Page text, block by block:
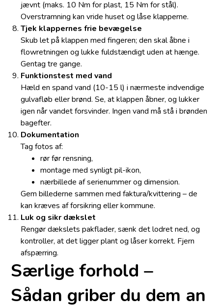
jævnt (maks. 10 Nm for plast, 15 Nm for stål).
Overstramning kan vride huset og låse klapperne.
Tjek klappernes frie bevægelse
Skub let på klappen med fingeren; den skal åbne i
flow­retningen og lukke fuldstændigt uden at hænge.
Gentag tre gange.
Funktionstest med vand
Hæld en spand vand (10-15 l) i nærmeste indvendige
gulvafløb eller brønd. Se, at klappen åbner, og lukker
igen når vandet forsvinder. Ingen vand må stå i brønden
bagefter.
Dokumentation
Tag fotos af:
rør før rensning,
montage med synligt pil-ikon,
nærbillede af serienummer og dimension.
Gem billederne sammen med faktura/kvittering – de
kan kræves af forsikring eller kommune.
Luk og sikr dækslet
Rengør dækslets pakflader, sænk det lodret ned, og
kontroller, at det ligger plant og låser korrekt. Fjern
afspærring.
Særlige forhold –
Sådan griber du dem an